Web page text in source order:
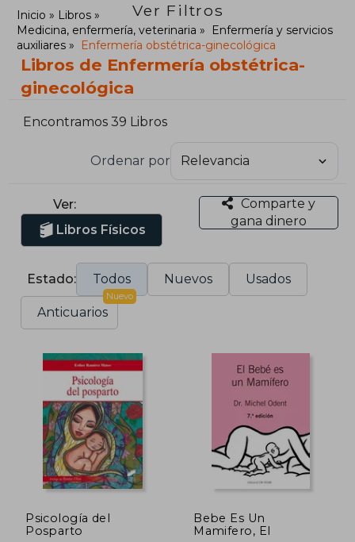
Ver Filtros
Inicio
Libros
Medicina, enfermería, veterinaria
Enfermería y servicios
auxiliares
Enfermería obstétrica-ginecológica
Libros de Enfermería obstétrica-
ginecológica
Encontramos 39 Libros
Ordenar por
Ver:
Libros Físicos
Comparte y
gana dinero
Estado: Todos Nuevos Usados
Anticuarios
Nuevo
Psicología del
Posparto
Bebe Es Un
Mamifero, El